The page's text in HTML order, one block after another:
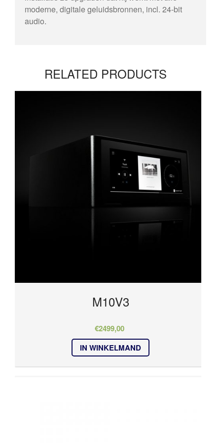
moderne, digitale geluidsbronnen, incl. 24-bit
audio.
RELATED PRODUCTS
M10V3
€2499,00
IN WINKELMAND